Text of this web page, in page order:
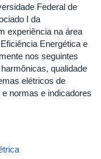
Federal de
I da
experiência na área
Energética e
nos seguintes
qualidade
elétricos de
normas e indicadores